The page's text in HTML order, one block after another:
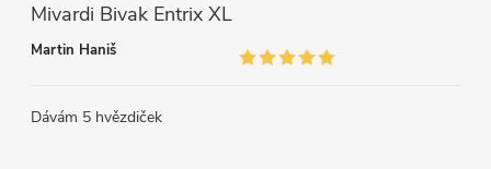
Mivardi Bivak Entrix XL
Martin Haniš
Dávám 5 hvězdiček